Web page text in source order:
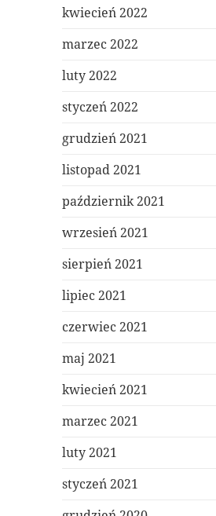
kwiecień 2022
marzec 2022
luty 2022
styczeń 2022
grudzień 2021
listopad 2021
październik 2021
wrzesień 2021
sierpień 2021
lipiec 2021
czerwiec 2021
maj 2021
kwiecień 2021
marzec 2021
luty 2021
styczeń 2021